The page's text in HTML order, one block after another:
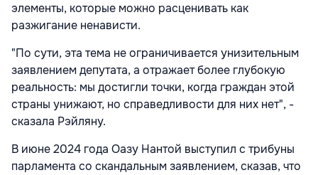
элементы, которые можно расценивать как
разжигание ненависти.
"По сути, эта тема не ограничивается унизительным
заявлением депутата, а отражает более глубокую
реальность: мы достигли точки, когда граждан этой
страны унижают, но справедливости для них нет", -
сказала Рэйляну.
В июне 2024 года Оазу Нантой выступил с трибуны
парламента со скандальным заявлением, сказав, что